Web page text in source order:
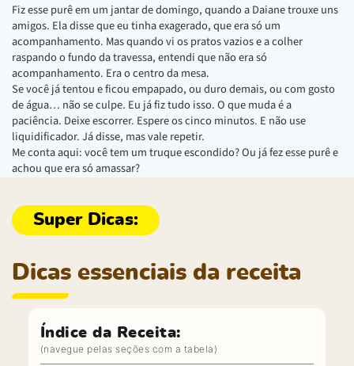
Fiz esse purê em um jantar de domingo, quando a Daiane trouxe uns
amigos. Ela disse que eu tinha exagerado, que era só um
acompanhamento. Mas quando vi os pratos vazios e a colher
raspando o fundo da travessa, entendi que não era só
acompanhamento. Era o centro da mesa.
Se você já tentou e ficou empapado, ou duro demais, ou com gosto
de água… não se culpe. Eu já fiz tudo isso. O que muda é a
paciência. Deixe escorrer. Espere os cinco minutos. E não use
liquidificador. Já disse, mas vale repetir.
Me conta aqui: você tem um truque escondido? Ou já fez esse purê e
achou que era só amassar?
Dicas essenciais da receita
Índice da Receita: